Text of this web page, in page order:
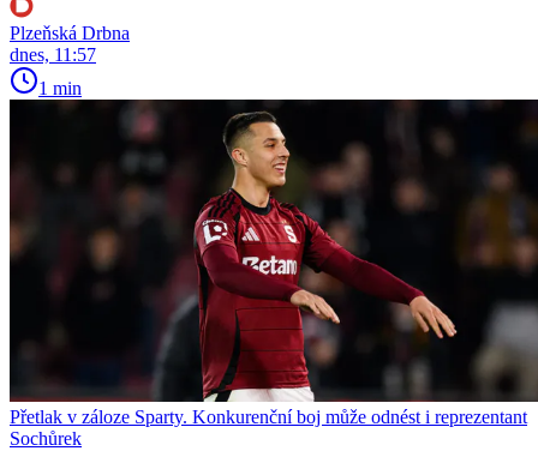
Plzeňská Drbna
dnes, 11:57
1 min
Přetlak v záloze Sparty. Konkurenční boj může odnést i reprezentant
Sochůrek